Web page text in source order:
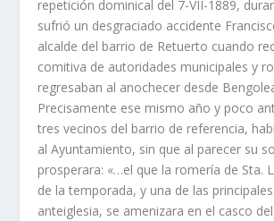
repetición dominical del 7-VII-1889,
sufrió un desgraciado accidente
alcalde del barrio de Retuerto cuando
comitiva de autoridades municipales y
regresaban al anochecer desde
Precisamente ese mismo año y poco
tres vecinos del barrio de referencia,
al Ayuntamiento, sin que al parecer su
prosperara: «…el que la romerí­a de Sta.
de la temporada, y una de las
anteiglesia, se amenizara en el casco